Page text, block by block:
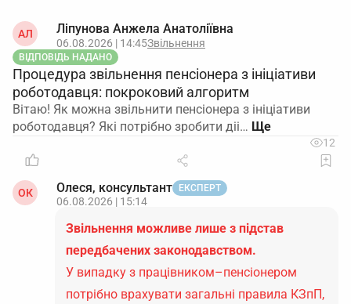
АЛ Ліпунова Анжела Анатоліївна
06.08.2026 | 14:45Звільнення
ВІДПОВІДЬ НАДАНО
Процедура звільнення пенсіонера з ініціативи
роботодавця: покроковий алгоритм
Вітаю! Як можна звільнити пенсіонера з ініціативи
роботодавця? Які потрібно зробити діі…
12
ОК Олеся, консультант ЕКСПЕРТ
06.08.2026 | 15:14
Звільнення можливе лише з підстав
передбачених законодавством.
У випадку з працівником–пенсіонером
потрібно врахувати загальні правила КЗпП,